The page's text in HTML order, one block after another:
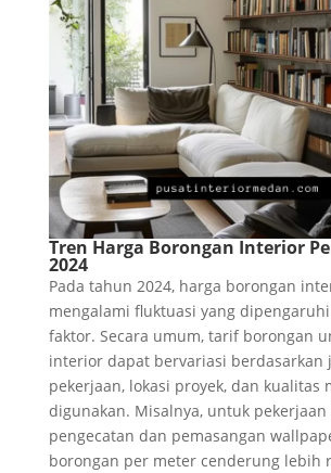
Tren Harga Borongan Interior
2024
Pada tahun 2024, harga borongan
mengalami fluktuasi yang
faktor. Secara umum, tarif borongan
interior dapat bervariasi berdasarkan
pekerjaan, lokasi proyek, dan kualitas
digunakan. Misalnya, untuk
pengecatan dan pemasangan
borongan per meter cenderung lebih